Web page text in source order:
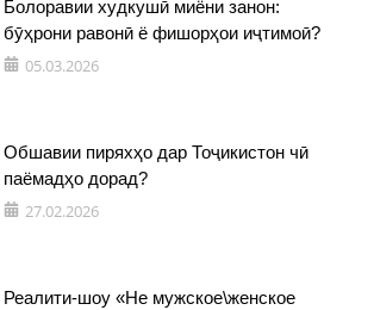
Болоравии худкушӣ миёни занон:
бӯҳрони равонӣ ё фишорҳои иҷтимоӣ?
05.03.2026
Обшавии пиряхҳо дар Тоҷикистон чӣ
паёмадҳо дорад?
27.02.2026
Реалити-шоу «Не мужское\женское